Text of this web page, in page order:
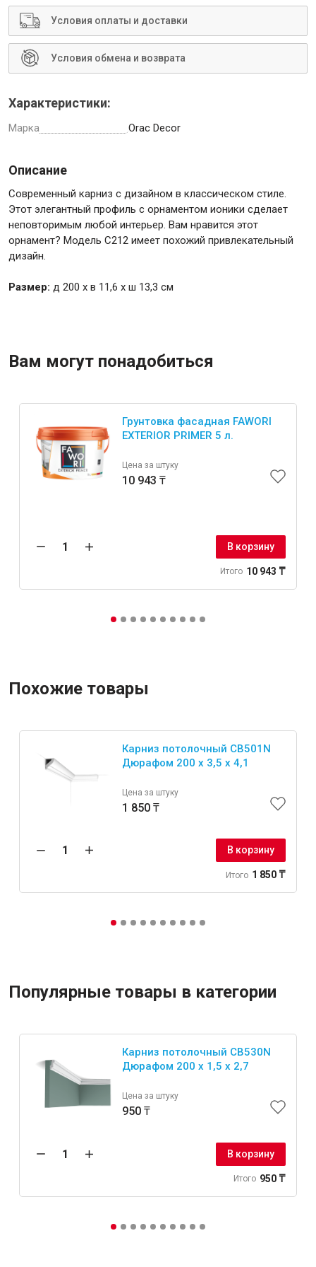
Условия оплаты и доставки
Условия обмена и возврата
Характеристики:
Марка Orac Decor
Описание
Современный карниз с дизайном в классическом стиле.
Этот элегантный профиль с орнаментом ионики сделает
неповторимым любой интерьер. Вам нравится этот
орнамент? Модель C212 имеет похожий привлекательный
дизайн.
Размер: д 200 x в 11,6 x ш 13,3 см
Вам могут понадобиться
Грунтовка фасадная FAWORI
EXTERIOR PRIMER 5 л.
Цена за штуку
10 943 ₸
В корзину
Итого 10 943 ₸
Похожие товары
Карниз потолочный CB501N
Дюрафом 200 x 3,5 x 4,1
Цена за штуку
1 850 ₸
В корзину
Итого 1 850 ₸
Популярные товары в категории
Карниз потолочный CB530N
Дюрафом 200 x 1,5 x 2,7
Цена за штуку
950 ₸
В корзину
Итого 950 ₸
Инструменты
Малярный инструмент
Ещё 2
Крепежи
Анкеры
Монтажные ленты
Канаты, шнуры
Товары для бани и сауны
Оборудование для клининга и уборки